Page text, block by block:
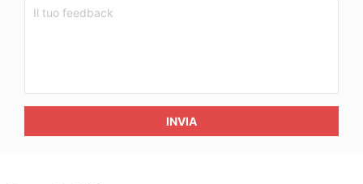
INVIA